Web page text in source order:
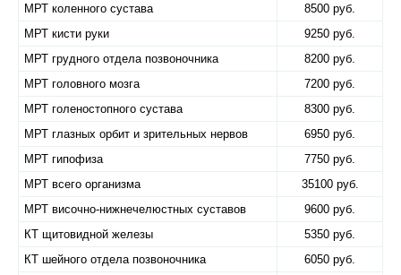
МРТ коленного сустава
8500 руб.
МРТ кисти руки
9250 руб.
МРТ грудного отдела позвоночника
8200 руб.
МРТ головного мозга
7200 руб.
МРТ голеностопного сустава
8300 руб.
МРТ глазных орбит и зрительных нервов
6950 руб.
МРТ гипофиза
7750 руб.
МРТ всего организма
35100 руб.
МРТ височно-нижнечелюстных суставов
9600 руб.
КТ щитовидной железы
5350 руб.
КТ шейного отдела позвоночника
6050 руб.